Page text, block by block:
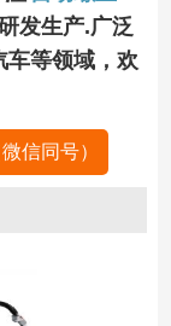
发生产.广泛
车等领域，欢
信同号）